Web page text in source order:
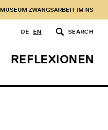
MUSEUM ZWANGSARBEIT IM NS
DE EN SEARCH
REFLEXIONEN